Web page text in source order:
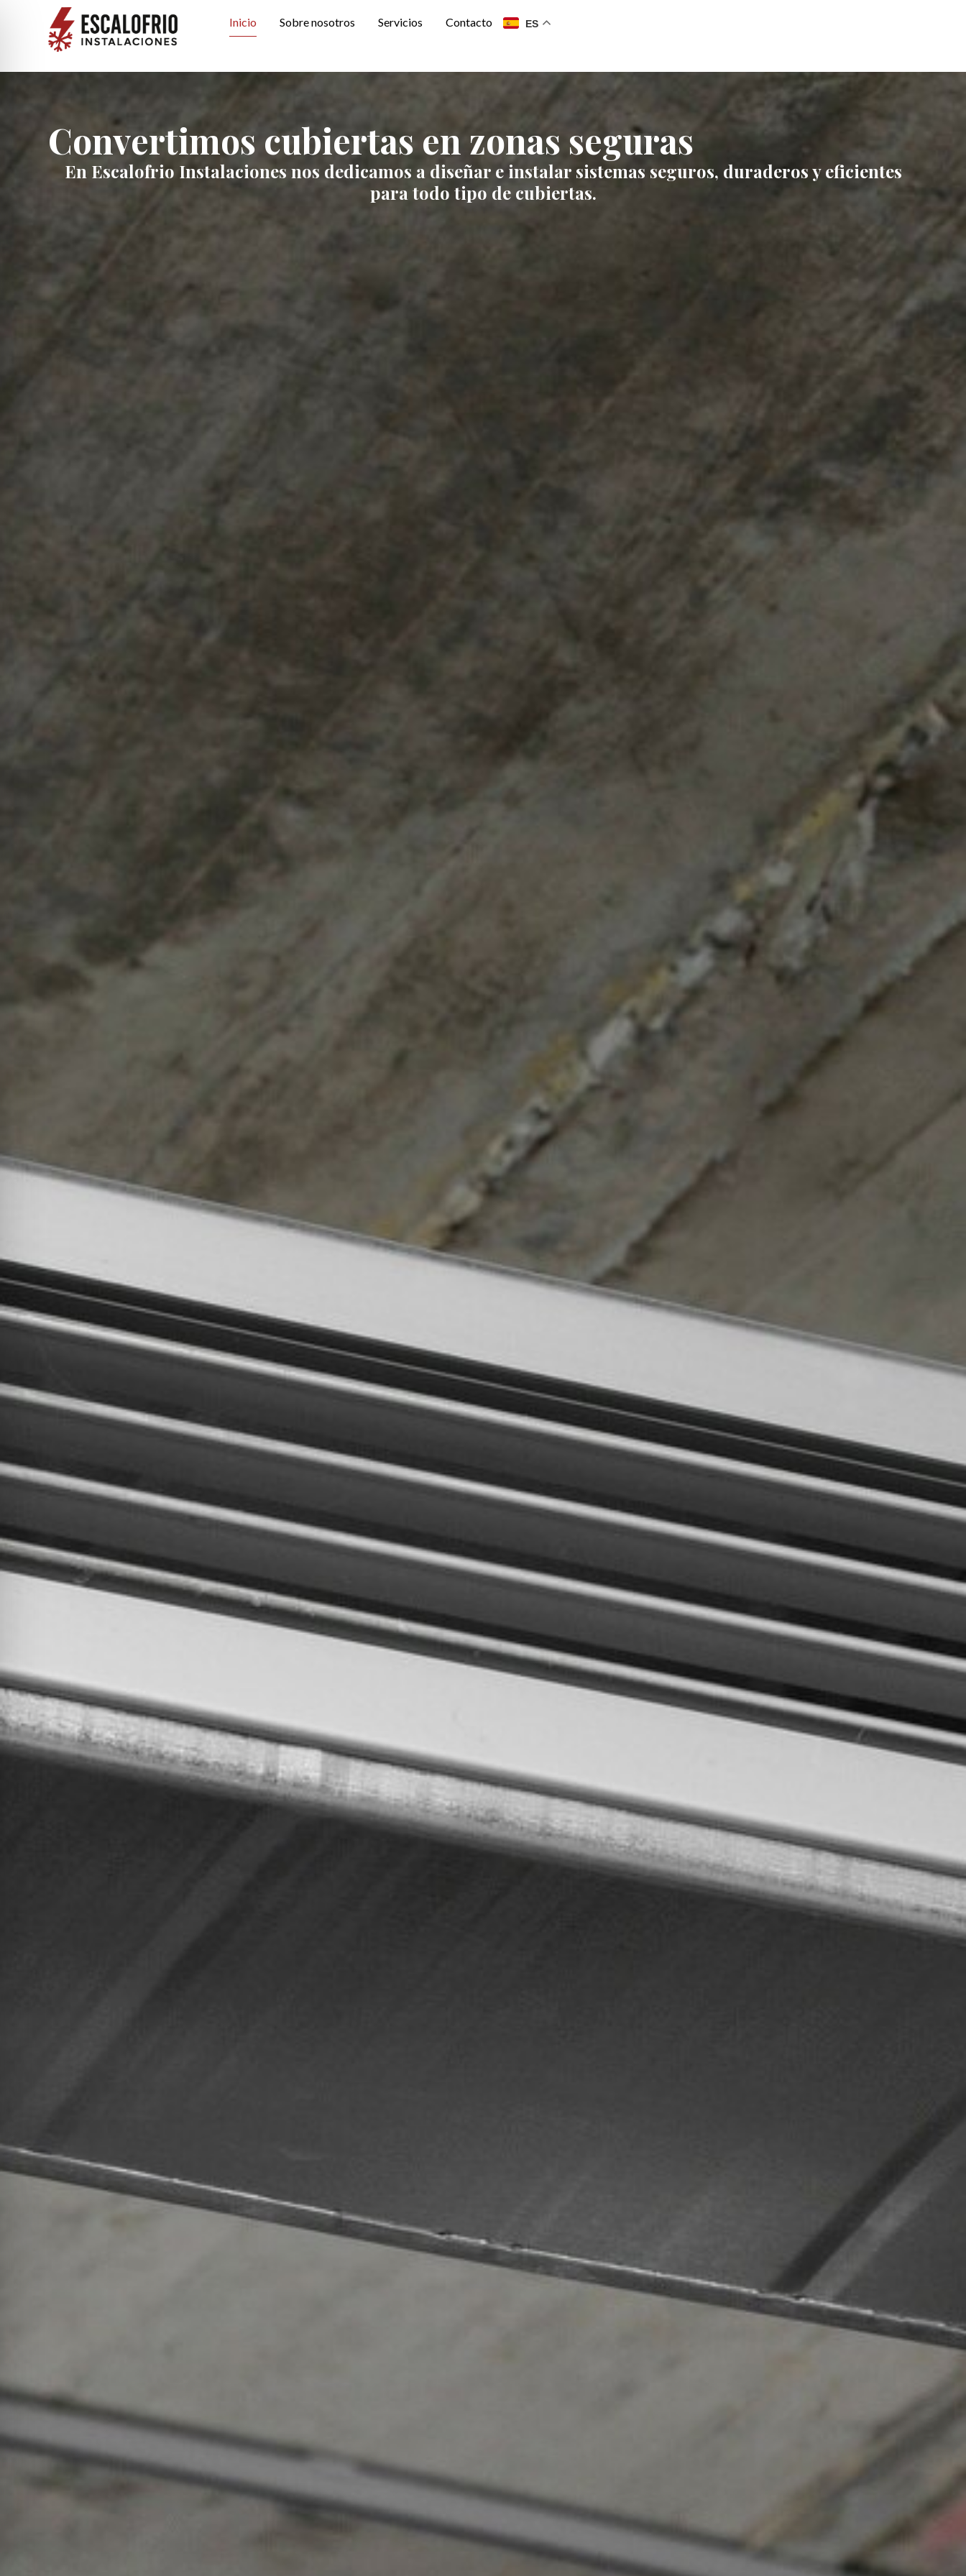
Inicio Sobre nosotros Servicios Contacto ES
Convertimos cubiertas en zonas seguras
En Escalofrio Instalaciones nos dedicamos a diseñar e instalar sistemas seguros, duraderos y eficientes
para todo tipo de cubiertas.